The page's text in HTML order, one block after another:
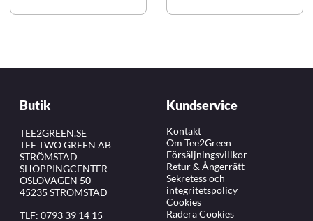
Butik
TEE2GREEN.SE
TEE TWO GREEN AB
STRÖMSTAD
SHOPPINGCENTER
OSLOVÄGEN 50
45235 STRÖMSTAD
TLF: 0793 39 14 15
Kundservice
Kontakt
Om Tee2Green
Försäljningsvillkor
Retur & Ångerrätt
Sekretess och
integritetspolicy
Cookies
Radera Cookies